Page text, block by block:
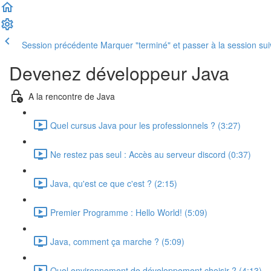
Session précédente Marquer "terminé" et passer à la session
Devenez développeur Java
A la rencontre de Java
Quel cursus Java pour les professionnels ? (3:27)
Ne restez pas seul : Accès au serveur discord (0:37)
Java, qu'est ce que c'est ? (2:15)
Premier Programme : Hello World! (5:09)
Java, comment ça marche ? (5:09)